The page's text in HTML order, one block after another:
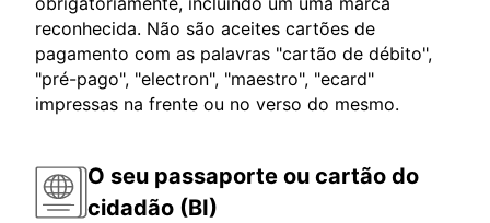
reconhecida. Não são aceites cartões de
pagamento com as palavras "cartão de débito",
"pré-pago", "electron", "maestro", "ecard"
impressas na frente ou no verso do mesmo.
O seu passaporte ou cartão do
cidadão (BI)